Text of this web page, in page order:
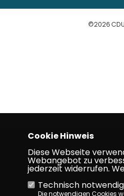
©2026
Cookie Hinweis
Diese Webseite
Webangebot zu
jederzeit widerrufen.
Technisch
Die notwendigen Cookies